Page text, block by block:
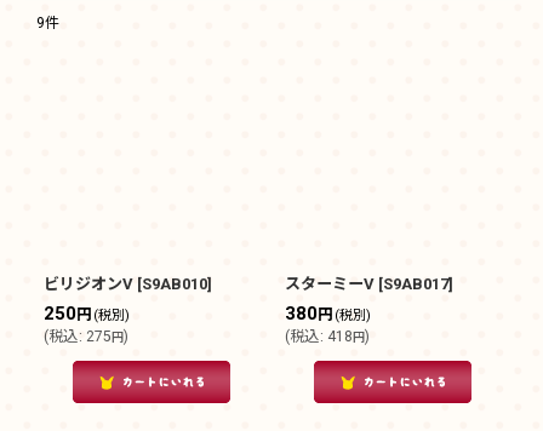
9件
ビリジオンV [S9AB010]
250円 (税別)
(税込: 275円)
スターミーV [S9AB017]
380円 (税別)
(税込: 418円)